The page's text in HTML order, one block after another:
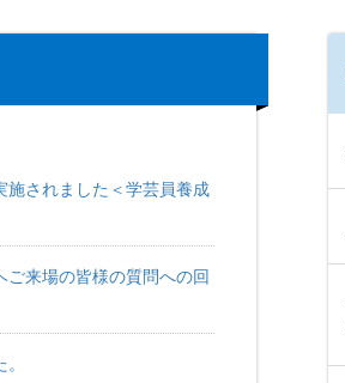
施されました＜学芸員養成
ご来場の皆様の質問への回